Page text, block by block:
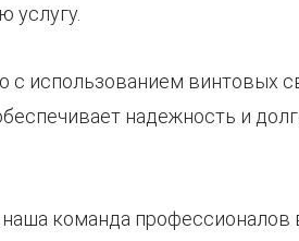
услугу.
с использованием винтовых
надежность и
команда